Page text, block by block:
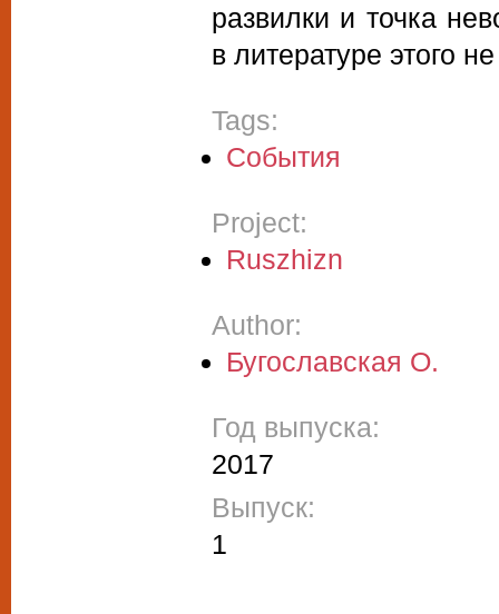
развилки и точка
в литературе этого
Tags:
События
Project:
Ruszhizn
Author:
Бугославская О.
Год выпуска:
2017
Выпуск:
1